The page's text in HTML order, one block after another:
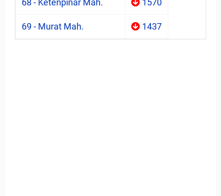
68 - Ketenpınar Mah. 1570
69 - Murat Mah. 1437